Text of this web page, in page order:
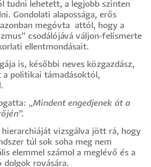
tudni lehetett, a legjobb szinten
Gondolati alapossága, erős
megóvta attól, hogy a
csodálójává váljon-felismerte
ellentmondásait.
is, későbbi neves közgazdász,
politikai támadásoktól,
„Mindent engedjenek át a
hierarchiáját vizsgálva jött rá, hogy
túl sok soha meg nem
elemmel számol a meglévő és a
dolgok rovására.